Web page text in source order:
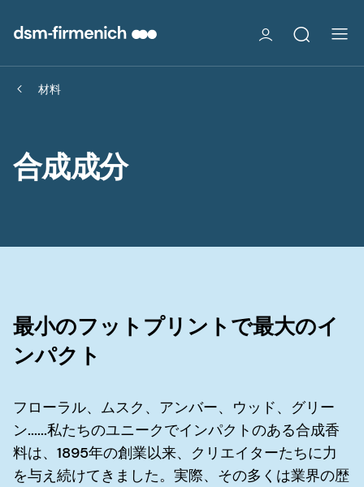
材料
合成成分
最小のフットプリントで最大のイ
ンパクト
フローラル、ムスク、アンバー、ウッド、グリー
ン......私たちのユニークでインパクトのある合成香
料は、1895年の創業以来、クリエイターたちに力
を与え続けてきました。実際、その多くは業界の歴